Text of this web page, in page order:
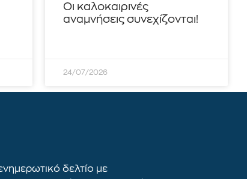
Οι καλοκαιρινές
αναμνήσεις συνεχίζονται!
24/07/2026
δελτίο με